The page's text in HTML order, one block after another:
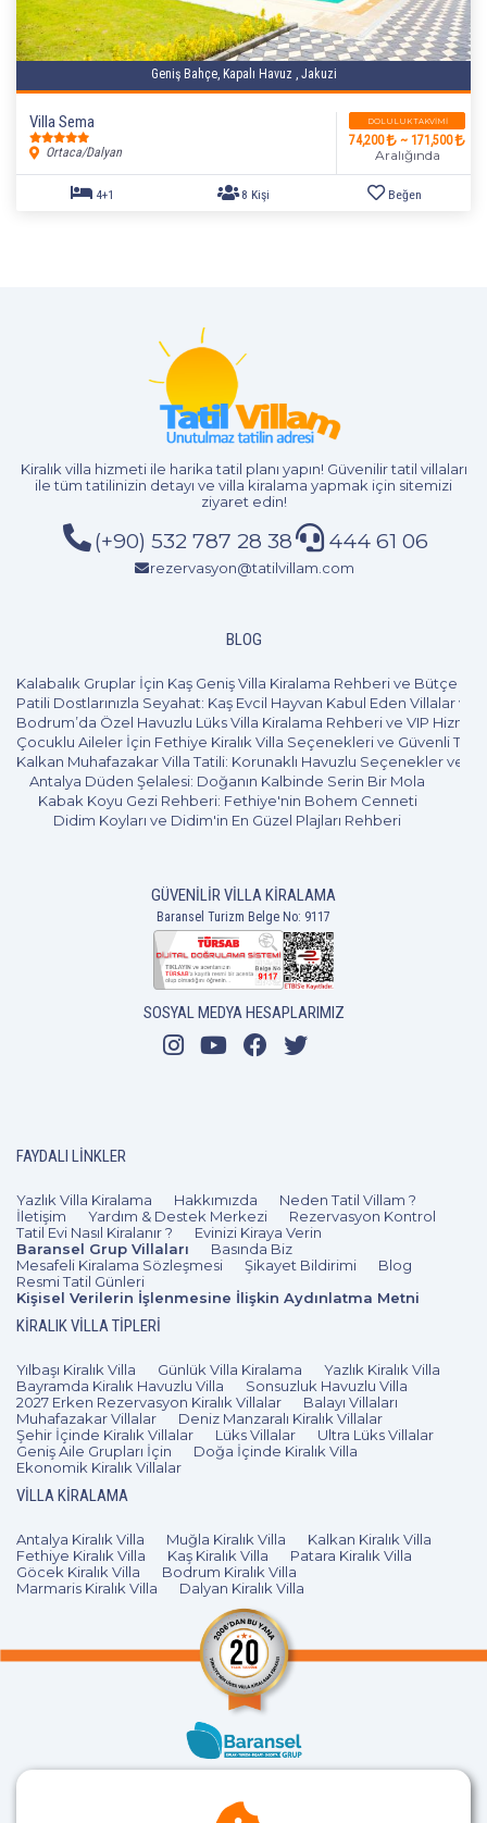
5+1 10 Kişi Beğen
5+1 10 Kişi Beğen
Geniş Bahçe, Kapalı Havuz , Jakuzi
Villa Sema
Ortaca/Dalyan
DOLULUK TAKVIMI
74,200 ~ 171,500
Aralığında
8 Kişi
Kiralık villa hizmetiile harika tatil planı yapın! Güvenilir tatil villaları
ile tüm tatilinizin detayı ve villa kiralama yapmak için sitemizi
ziyaret edin!
(+90) 532 787 28 38 444 61 06
rezervasyon@tatilvillam.com
BLOG
Kalabalık Gruplar İçin Kaş Geniş Villa Kiralama Rehberi ve Bütçe
Patili Dostlarınızla Seyahat: Kaş Evcil Hayvan Kabul Eden Villalar ve
Bodrum’da Özel Havuzlu Lüks Villa Kiralama Rehberi ve VIP
Çocuklu Aileler İçin Fethiye Kiralık Villa Seçenekleri ve Güvenli
Kalkan Muhafazakar Villa Tatili: Korunaklı Havuzlu Seçenekler ve
Antalya Düden Şelalesi: Doğanın Kalbinde Serin Bir Mola
Kabak Koyu Gezi Rehberi: Fethiye'nin Bohem Cenneti
Didim Koyları ve Didim'in En Güzel Plajları Rehberi
GÜVENILIR VILLA KIRALAMA
Baransel Turizm Belge No: 9117
SOSYAL MEDYA HESAPLARIMIZ
FAYDALI LINKLER
Yazlık Villa Kiralama Hakkımızda
Neden Tatil Villam ?
İletişim
Yardım & Destek Merkezi
Rezervasyon Kontrol
Tatil Evi Nasıl Kiralanır ?
Evinizi Kiraya Verin
Baransel Grup Villaları
Basında Biz
Mesafeli Kiralama Sözleşmesi
Şikayet Bildirimi
Blog
Resmi Tatil Günleri
Kişisel Verilerin İşlenmesine İlişkin Aydınlatma Metni
KIRALIK VILLA TIPLERI
Yılbaşı Kiralık Villa Günlük Villa Kiralama
Yazlık Kiralık Villa
Bayramda Kiralık Havuzlu Villa
Sonsuzluk Havuzlu Villa
2027 Erken Rezervasyon Kiralık Villalar
Balayı Villaları
Muhafazakar Villalar
Deniz Manzaralı Kiralık Villalar
Şehir İçinde Kiralık Villalar
Lüks Villalar
Ultra Lüks Villalar
Geniş Aile Grupları İçin
Doğa İçinde Kiralık Villa
Ekonomik Kiralık Villalar
VILLA KIRALAMA
Antalya Kiralık Villa Muğla Kiralık Villa
Kalkan Kiralık Villa
Fethiye Kiralık Villa
Kaş Kiralık Villa
Patara Kiralık Villa
Göcek Kiralık Villa
Bodrum Kiralık Villa
Marmaris Kiralık Villa
Dalyan Kiralık Villa